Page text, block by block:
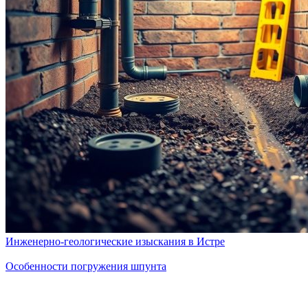
Инженерно-геологические изыскания в Истре
Особенности погружения шпунта